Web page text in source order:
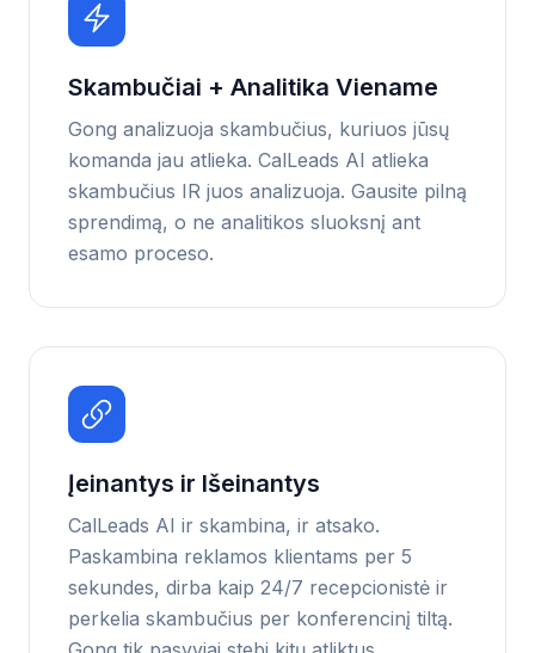
Skambučiai + Analitika Viename
Gong analizuoja skambučius, kuriuos jūsų
komanda jau atlieka. CalLeads AI atlieka
skambučius IR juos analizuoja. Gausite pilną
sprendimą, o ne analitikos sluoksnį ant
esamo proceso.
Įeinantys ir Išeinantys
CalLeads AI ir skambina, ir atsako.
Paskambina reklamos klientams per 5
sekundes, dirba kaip 24/7 recepcionistė ir
perkelia skambučius per konferencinį tiltą.